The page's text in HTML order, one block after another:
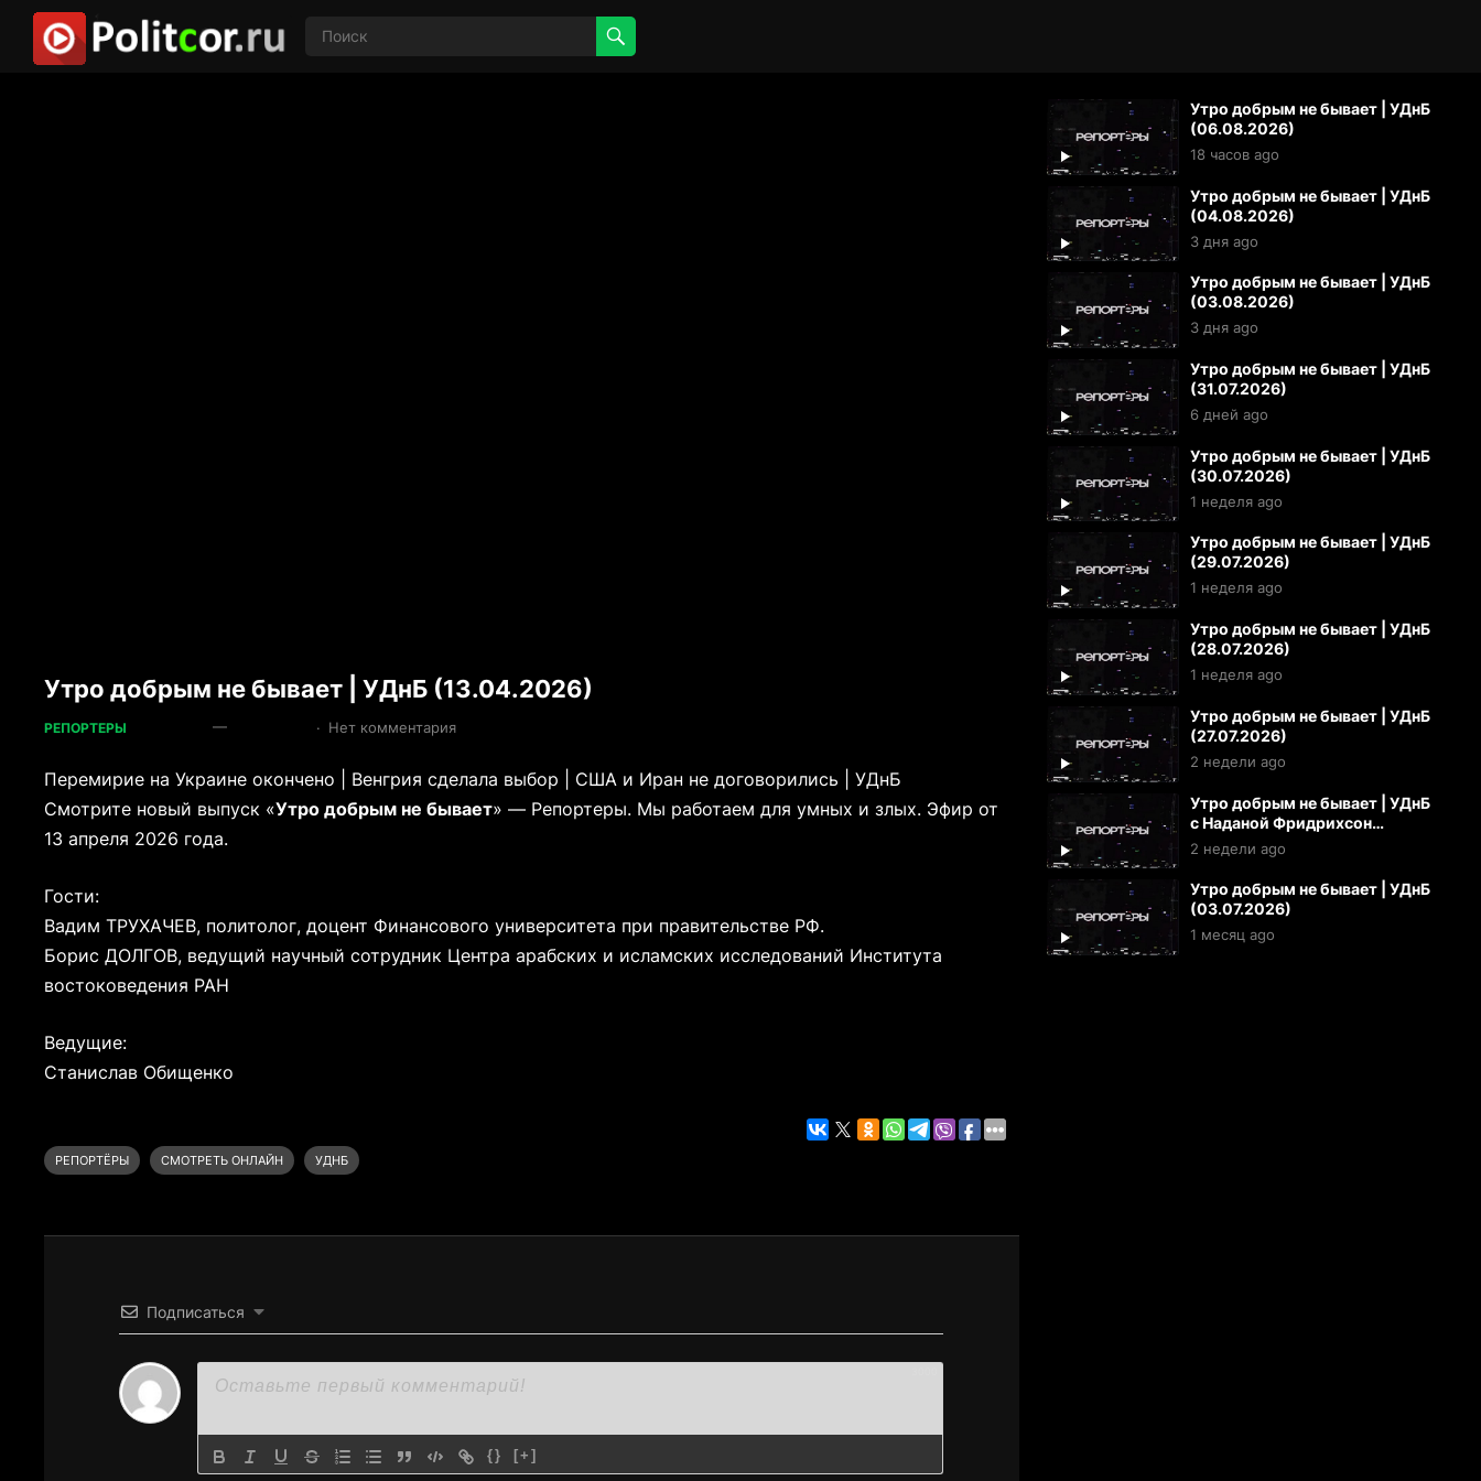
Утро добрым не бывает | УДнБ (13.04.2026)
РЕПОРТЕРЫ — · Нет комментария
Перемирие на Украине окончено | Венгрия сделала выбор | США и Иран не договорились | УДнБ
Смотрите новый выпуск «Утро добрым не бывает» — Репортеры. Мы работаем для умных и злых. Эфир от
13 апреля 2026 года.
Гости:
Вадим ТРУХАЧЕВ, политолог, доцент Финансового университета при правительстве РФ.
Борис ДОЛГОВ, ведущий научный сотрудник Центра арабских и исламских исследований Института
востоковедения РАН
Ведущие:
Станислав Обищенко
РЕПОРТЁРЫ СМОТРЕТЬ ОНЛАЙН УДНБ
Подписаться
{} [+]
Утро добрым не бывает | УДнБ
(06.08.2026)
18 часов ago
Утро добрым не бывает | УДнБ
(04.08.2026)
3 дня ago
Утро добрым не бывает | УДнБ
(03.08.2026)
3 дня ago
Утро добрым не бывает | УДнБ
(31.07.2026)
6 дней ago
Утро добрым не бывает | УДнБ
(30.07.2026)
1 неделя ago
Утро добрым не бывает | УДнБ
(29.07.2026)
1 неделя ago
Утро добрым не бывает | УДнБ
(28.07.2026)
1 неделя ago
Утро добрым не бывает | УДнБ
(27.07.2026)
2 недели ago
Утро добрым не бывает | УДнБ
с Наданой Фридрихсон
(24.07.2026)
2 недели ago
Утро добрым не бывает | УДнБ
(03.07.2026)
1 месяц ago